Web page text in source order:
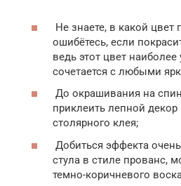
Не знаете, в какой цвет
ошибётесь, если
ведь этот цвет
сочетается с любыми
До окрашивания на
приклеить лепной
столярного клея;
Добиться эффекта
стула в стиле прованс,
темно-коричневого